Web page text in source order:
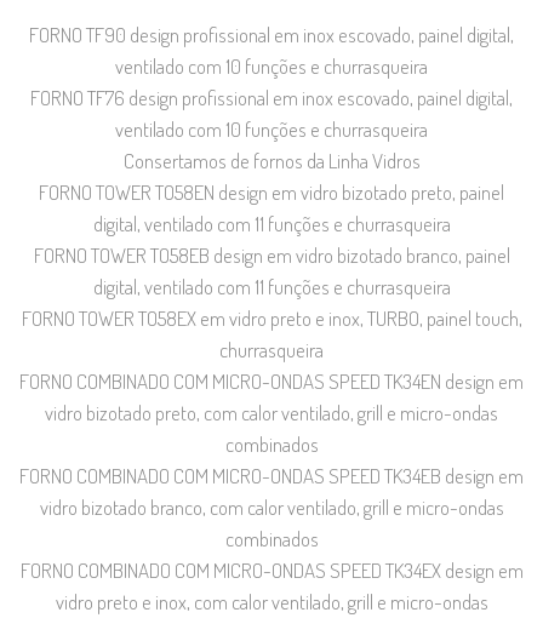
FORNO TF90 design profissional em inox escovado, painel digital,
ventilado com 10 funções e churrasqueira
FORNO TF76 design profissional em inox escovado, painel digital,
ventilado com 10 funções e churrasqueira
Consertamos de fornos da Linha Vidros
FORNO TOWER TO58EN design em vidro bizotado preto, painel
digital, ventilado com 11 funções e churrasqueira
FORNO TOWER TO58EB design em vidro bizotado branco, painel
digital, ventilado com 11 funções e churrasqueira
FORNO TOWER TO58EX em vidro preto e inox, TURBO, painel touch,
churrasqueira
FORNO COMBINADO COM MICRO-ONDAS SPEED TK34EN design em
vidro bizotado preto, com calor ventilado, grill e micro-ondas
combinados
FORNO COMBINADO COM MICRO-ONDAS SPEED TK34EB design em
vidro bizotado branco, com calor ventilado, grill e micro-ondas
combinados
FORNO COMBINADO COM MICRO-ONDAS SPEED TK34EX design em
vidro preto e inox, com calor ventilado, grill e micro-ondas